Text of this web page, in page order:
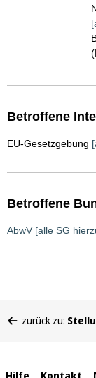
Betroffene
EU-Gesetzgebung
Betroffene
AbwV [alle SG
befinden
zurück zu: